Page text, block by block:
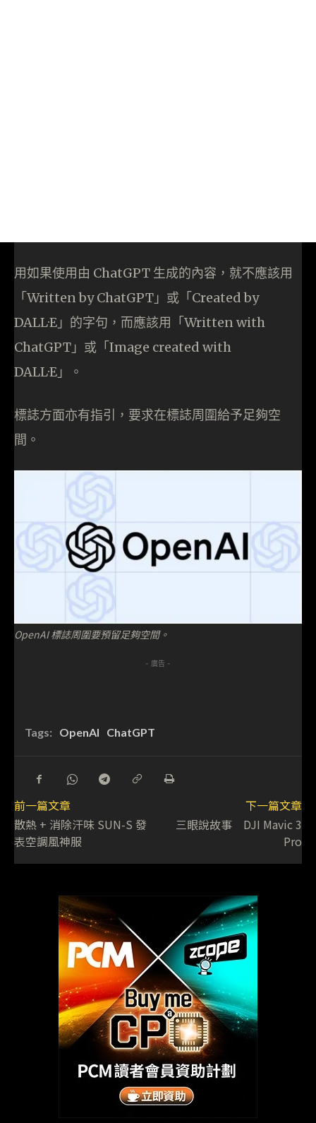
用如果使用由 ChatGPT 生成的內容，就不應該用
「Written by ChatGPT」或「Created by
DALL·E」的字句，而應該用「Written with
ChatGPT」或「Image created with
DALL·E」。
標誌方面亦有指引，要求在標誌周圍給予足夠空
間。
OpenAI 標誌周圍要預留足夠空間。
- 廣告 -
Tags: OpenAI ChatGPT
前一篇文章
散熱 + 消除汗味 SUN-S 發
表空調風神服
下一篇文章
三眼說故事 DJI Mavic 3
Pro